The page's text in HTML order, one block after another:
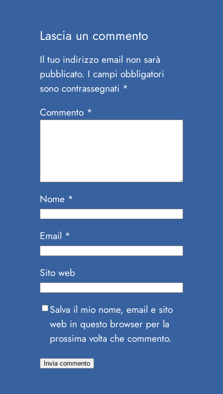
Lascia un commento
Il tuo indirizzo email non sarà
pubblicato. I campi obbligatori
sono contrassegnati *
Commento *
Nome *
Email *
Sito web
Salva il mio nome, email e sito
web in questo browser per la
prossima volta che commento.